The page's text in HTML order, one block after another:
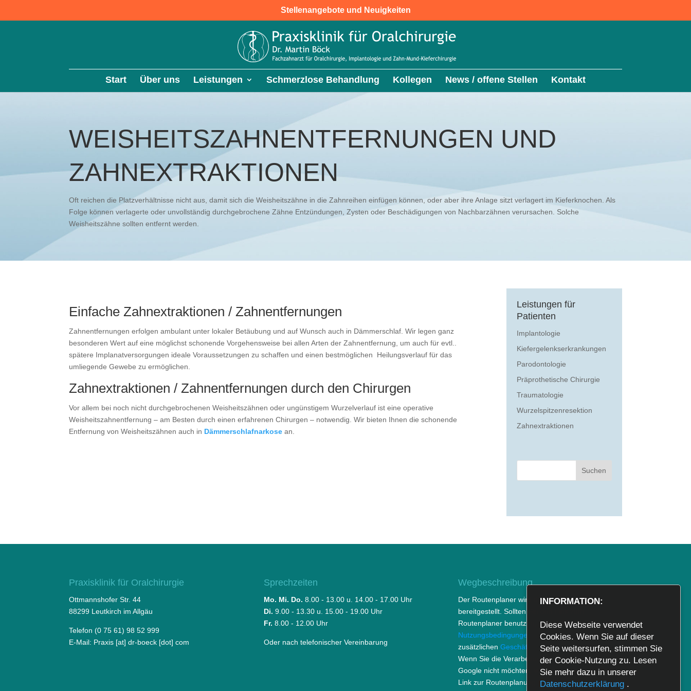
Stellenangebote und Neuigkeiten
Start Über uns Leistungen Schmerzlose Behandlung Kollegen News / offene Stellen Kontakt
WEISHEITSZAHNENTFERNUNGEN UND
ZAHNEXTRAKTIONEN
Oft reichen die Platzverhältnisse nicht aus, damit sich die Weisheitszähne in die Zahnreihen einfügen können, oder aber ihre Anlage sitzt verlagert im Kieferknochen. Als
Folge können verlagerte oder unvollständig durchgebrochene Zähne Entzündungen, Zysten oder Beschädigungen von Nachbarzähnen verursachen. Solche
Weisheitszähne sollten entfernt werden.
Einfache Zahnextraktionen / Zahnentfernungen
Zahnentfernungen erfolgen ambulant unter lokaler Betäubung und auf Wunsch auch in Dämmerschlaf. Wir legen ganz
besonderen Wert auf eine möglichst schonende Vorgehensweise bei allen Arten der Zahnentfernung, um auch für evtl..
spätere Implanatversorgungen ideale Voraussetzungen zu schaffen und einen bestmöglichen Heilungsverlauf für das
umliegende Gewebe zu ermöglichen.
Zahnextraktionen / Zahnentfernungen durch den Chirurgen
Vor allem bei noch nicht durchgebrochenen Weisheitszähnen oder ungünstigem Wurzelverlauf ist eine operative
Weisheitszahnentfernung – am Besten durch einen erfahrenen Chirurgen – notwendig. Wir bieten Ihnen die schonende
Entfernung von Weisheitszähnen auch in Dämmerschlafnarkose an.
Leistungen für
Patienten
Implantologie
Kiefergelenkserkrankungen
Parodontologie
Präprothetische Chirurgie
Traumatologie
Wurzelspitzenresektion
Zahnextraktionen
Praxisklinik für Oralchirurgie
Ottmannshofer Str. 44
88299 Leutkirch im Allgäu
Telefon (0 75 61) 98 52 999
E-Mail: Praxis [at] dr-boeck [dot] com
Sprechzeiten
Mo. Mi. Do. 8.00 - 13.00 u. 14.00 - 17.00 Uhr
Di. 9.00 - 13.30 u. 15.00 - 19.00 Uhr
Fr. 8.00 - 12.00 Uhr
Oder nach telefonischer Vereinbarung
Wegbeschreibung
Der Routenplaner wird durch Google Maps
bereitgestellt. Sollten Sie den Link zum
Routenplaner benutzen, gelten die
Nutzungsbedingungen von Google Mapsund den
zusätzlichen Geschäftsbedingungenfür Google.
Wenn Sie die Verarbeitung Ihrer Daten durch
Google nicht möchten, verwenden Sie bitte den
Link zur Routenplanung nicht.
INFORMATION:
Diese Webseite verwendet
Cookies. Wenn Sie auf dieser
Seite weitersurfen, stimmen Sie
der Cookie-Nutzung zu. Lesen
Sie mehr dazu in unserer
Datenschutzerklärung .